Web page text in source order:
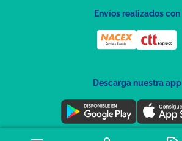
Envíos realizados con
Descarga nuestra app